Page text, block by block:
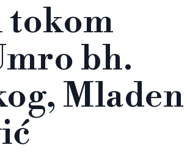
tokom
bh.
Mladen